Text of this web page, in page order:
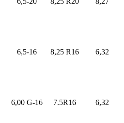
6,5-16 8,25 R16 6,32
6,00 G-16 7.5R16 6,32